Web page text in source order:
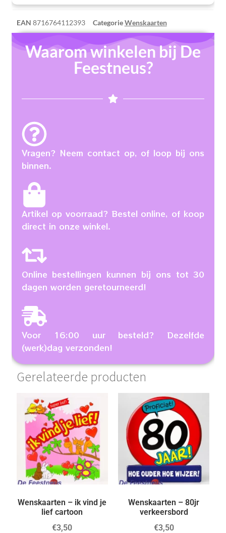
EAN 8716764112393 CategorieWenskaarten
Waarom winkelen bij De
Feestneus?
Vragen? Neem contact op, of loop bij ons
binnen.
Artikel op voorraad? Bestel online, of koop
direct in onze winkel.
Online bestellingen kunnen bij ons tot 30
dagen worden geretourneerd!
Voor 16:00 uur besteld? Dezelfde
(werk)dag verzonden!
Gerelateerde producten
Wenskaarten – ik vind je
lief cartoon
€3,50
Wenskaarten – 80jr
verkeersbord
€3,50